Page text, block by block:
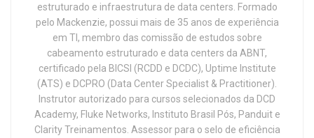
estruturado e infraestrutura de data centers. Formado
pelo Mackenzie, possui mais de 35 anos de experiência
em TI, membro das comissão de estudos sobre
cabeamento estruturado e data centers da ABNT,
certificado pela BICSI (RCDD e DCDC), Uptime Institute
(ATS) e DCPRO (Data Center Specialist & Practitioner).
Instrutor autorizado para cursos selecionados da DCD
Academy, Fluke Networks, Instituto Brasil Pós, Panduit e
Clarity Treinamentos. Assessor para o selo de eficiência